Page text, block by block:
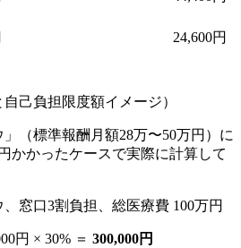
24,600円
己負担限度額イメージ）
（標準報酬月額28万〜50万円）に
かかったケースで実際に計算して
窓口3割負担、総医療費 100万円
円 × 30% ＝ 300,000円